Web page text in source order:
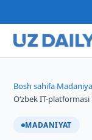
Bosh sahifa›
O‘zbek IT-
MADANIYAT